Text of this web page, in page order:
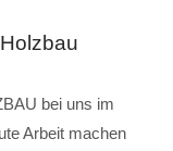
bei uns im
Arbeit machen